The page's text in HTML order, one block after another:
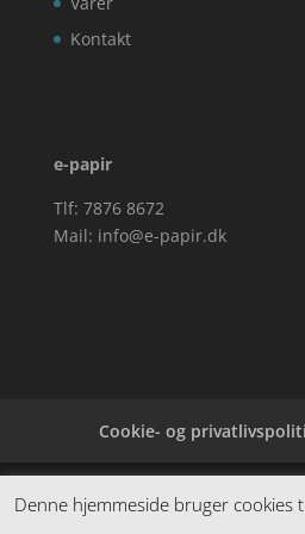
Kontakt
e-papir
Tlf: 7876 8672
Mail: info@e-papir.dk
Cookie- og
Denne hjemmeside samler
spændende varer. Siden er
Denne hjemmeside bruger cookies